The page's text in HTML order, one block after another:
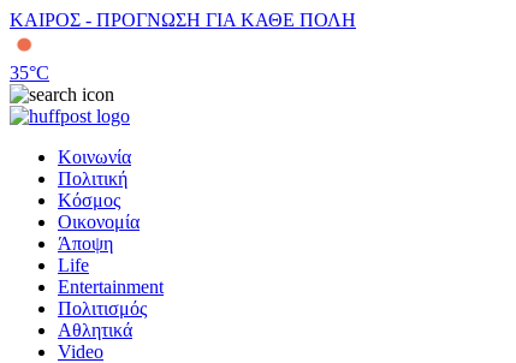
ΚΑΙΡΟΣ - ΠΡΟΓΝΩΣΗ ΓΙΑ ΚΑΘΕ ΠΟΛΗ
35°C
Κοινωνία
Πολιτική
Κόσμος
Οικονομία
Άποψη
Life
Entertainment
Πολιτισμός
Αθλητικά
Video